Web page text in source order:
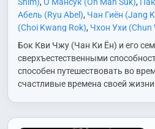
Абель (Ryu Abel), Чан Гиён (Jang
(Choi Kwang Rok), Чхон Ухи (Chun
Бок Кви Чжу (Чан Ки Ён) и его
сверхъестественными
способен путешествовать во
счастливые времена своей